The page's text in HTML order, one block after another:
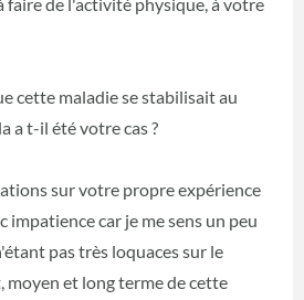
cette maladie se stabilisait au
a t-il été votre cas ?
sur votre propre expérience
impatience car je me sens un peu
pas très loquaces sur le
moyen et long terme de cette